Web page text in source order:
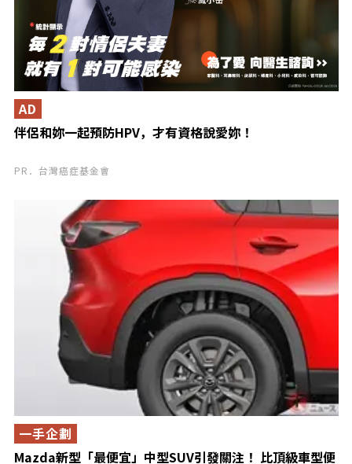
伴侶和妳一起預防HPV，才有資格說愛妳！
AD
PR．台灣癌症基金會
Mazda新型「最便宜」中型SUV引發關注！ 比頂級車型便
一手企劃